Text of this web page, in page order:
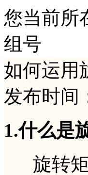
您当前所
组号
如何运用
发布时
1.什么是
旋转矩